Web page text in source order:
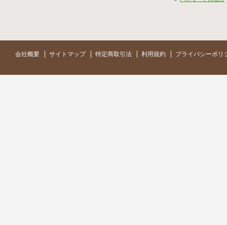
会社概要 サイトマップ 特定商取引法 利用規約 プライバシーポリ